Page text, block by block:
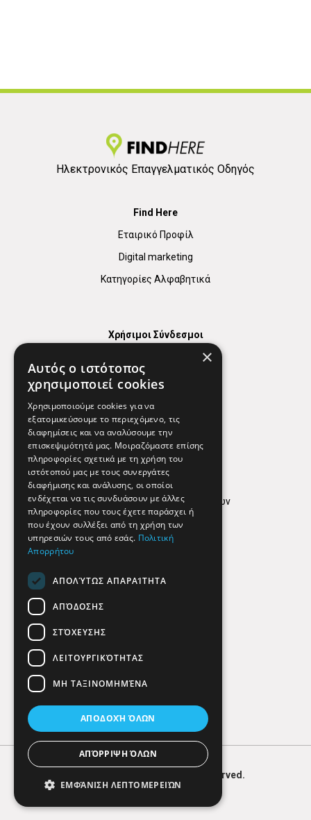
Ηλεκτρονικός Επαγγελματικός Οδηγός
Find Here
Εταιρικό Προφίλ
Digital marketing
Κατηγορίες Αλφαβητικά
Χρήσιμοι Σύνδεσμοι
Χρήσιμα Τηλέφωνα
Εφημερεύοντα Φαρμακεία
Απόρρητο
Όροι Χρήσης
Πολιτική προστασίας δεδομένων
Findhere
Social Media
HERE. All Rights Reserved.
×
Αυτός ο ιστότοπος
χρησιμοποιεί cookies
Χρησιμοποιούμε cookies για να
εξατομικεύσουμε το περιεχόμενο, τις
διαφημίσεις και να αναλύσουμε την
επισκεψιμότητά μας. Μοιραζόμαστε επίσης
πληροφορίες σχετικά με τη χρήση του
ιστότοπού μας με τους συνεργάτες
διαφήμισης και ανάλυσης, οι οποίοι
ενδέχεται να τις συνδυάσουν με άλλες
πληροφορίες που τους έχετε παράσχει ή
που έχουν συλλέξει από τη χρήση των
υπηρεσιών τους από εσάς. Πολιτική
Απορρήτου
ΑΠΟΛΎΤΩΣ ΑΠΑΡΑΊΤΗΤΑ
ΑΠΌΔΟΣΗΣ
ΣΤΌΧΕΥΣΗΣ
ΛΕΙΤΟΥΡΓΙΚΌΤΗΤΑΣ
ΜΗ ΤΑΞΙΝΟΜΗΜΈΝΑ
ΑΠΟΔΟΧΉ ΌΛΩΝ
ΑΠΌΡΡΙΨΗ ΌΛΩΝ
ΕΜΦΆΝΙΣΗ ΛΕΠΤΟΜΕΡΕΙΏΝ